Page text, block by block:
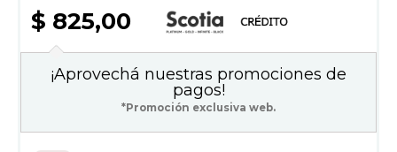
$ 825,00
¡Aprovechá nuestras promociones de
pagos!
*Promoción exclusiva web.